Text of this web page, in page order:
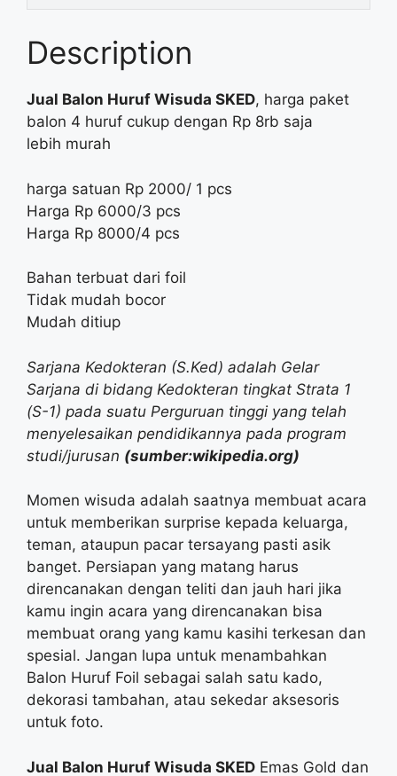
Description
Jual Balon Huruf Wisuda SKED, harga paket
balon 4 huruf cukup dengan Rp 8rb saja
lebih murah
harga satuan Rp 2000/ 1 pcs
Harga Rp 6000/3 pcs
Harga Rp 8000/4 pcs
Bahan terbuat dari foil
Tidak mudah bocor
Mudah ditiup
Sarjana Kedokteran (S.Ked) adalah Gelar
Sarjana di bidang Kedokteran tingkat Strata 1
(S-1) pada suatu Perguruan tinggi yang telah
menyelesaikan pendidikannya pada program
studi/jurusan (sumber:wikipedia.org)
Momen wisuda adalah saatnya membuat acara
untuk memberikan surprise kepada keluarga,
teman, ataupun pacar tersayang pasti asik
banget. Persiapan yang matang harus
direncanakan dengan teliti dan jauh hari jika
kamu ingin acara yang direncanakan bisa
membuat orang yang kamu kasihi terkesan dan
spesial. Jangan lupa untuk menambahkan
Balon Huruf Foil sebagai salah satu kado,
dekorasi tambahan, atau sekedar aksesoris
untuk foto.
Jual Balon Huruf Wisuda SKED Emas Gold dan